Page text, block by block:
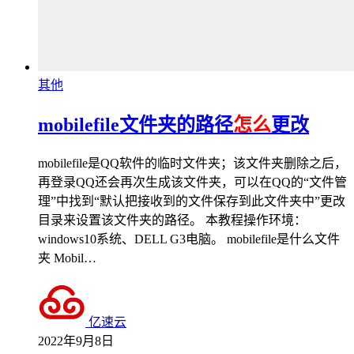
其他
mobilefile文件夹的路径怎么更改
mobilefile是QQ软件的临时文件夹；该文件夹删除之后，
再登录QQ还会再次生成该文件夹，可以在QQ的“文件管
理”中找到“默认把接收到的文件保存到此文件夹中”更改
目录来设置该文件夹的路径。 本教程操作环境：
windows10系统、DELL G3电脑。 mobilefile是什么文件
夹 Mobil…
亿速云
2022年9月8日